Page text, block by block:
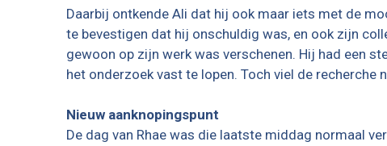
Daarbij ontkende Ali dat hij ook maar iets met de
te bevestigen dat hij onschuldig was, en ook zijn
gewoon op zijn werk was verschenen. Hij had een
het onderzoek vast te lopen. Toch viel de recherche
Nieuw aanknopingspunt
De dag van Rhae was die laatste middag normaal